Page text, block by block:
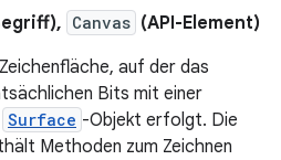
Canvas (API-Element)
auf der das
Bits mit einer
Surface -Objekt erfolgt. Die
Methoden zum Zeichnen